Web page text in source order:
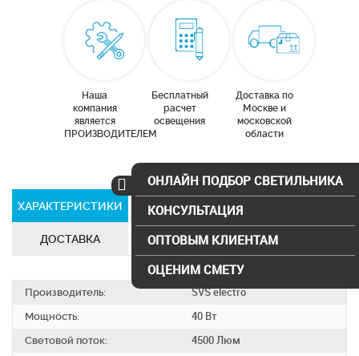
Наша
компания
является
ПРОИЗВОДИТЕЛЕМ
Бесплатный
расчет
освещения
Доставка по
Москве и
московской
области
ХАРАКТЕРИСТИКИ СЕРТИФИКАТЫ
ДОСТАВКА
Производитель:
SVS electro
Мощность:
40 Вт
Световой поток:
4500 Люм
ОНЛАЙН ПОДБОР СВЕТИЛЬНИКА
КОНСУЛЬТАЦИЯ
ОПТОВЫМ КЛИЕНТАМ
ОЦЕНИМ СМЕТУ